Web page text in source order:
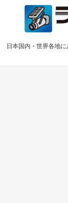
日本国内・世界各地